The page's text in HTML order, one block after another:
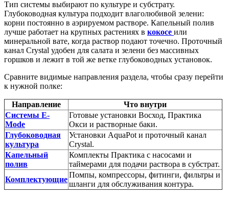
Тип системы выбирают по культуре и субстрату.
Глубоководная культура подходит влаголюбивой зелени:
корни постоянно в аэрируемом растворе. Капельный полив
лучше работает на крупных растениях в кокосе или
минеральной вате, когда раствор подают точечно. Проточный
канал Crystal удобен для салата и зелени без массивных
горшков и лежит в той же ветке глубоководных установок.
Сравните видимые направления раздела, чтобы сразу перейти
к нужной полке:
Направление
Что внутри
Системы E-
Mode
Готовые установки Восход, Практика
Окси и растворные баки.
Глубоководная
культура
Установки AquaPot и проточный канал
Crystal.
Капельный
полив
Комплекты Практика с насосами и
таймерами для подачи раствора в субстрат.
Комплектующие
Помпы, компрессоры, фитинги, фильтры и
шланги для обслуживания контура.